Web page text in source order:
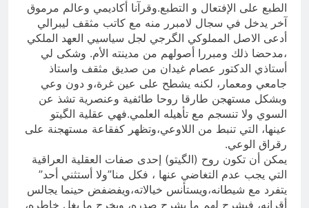
الطبع على الإفتعال و التطبع.وقرآنا أكاديمي وعالم مرموق
آخر يدخل في سجال لامبرر منه مع كاتب مثقف ليبرالي
أدعى الاصل المملوكي الگرجي لجل سياسيي العهد الملكي
،مدحضا ذلك ومبررا أصولهم من مدينته الأم. وشكى لي
أستاذي الدكتور عصام غيدان من صديق مثقف واستاذ
جامعي ومعمار، لكنه يشطح على عين غرة،و دون وعي
وبشكل مستهجن طارقا روحا طائفية وعنصرية تشذ عن
السوي ولا تنسجم مع تأهيله العلمي.فهي عقلية الگيتو
عينها، التي تنبط من اللاوعي،وتظهر كفقاعة مستهجنة على
رقراق الوعي.
يمكن أن تكون روح (الگيتو) إحدى صفات العقلية العراقية
التي يجب عدم التغاضي عنها ، فكل منا”ولا أستثني أحد”
يتفرد مع شيطانه،ويستأنس خيالاته،ويفضفض حينما يجالس
أقرانه، فيشرح لهم ما يشرح صدره، ويخرج ما يغل خاطره،